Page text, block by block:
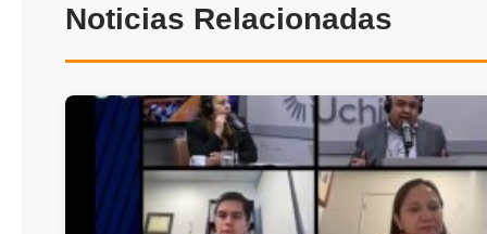
Noticias Relacionadas